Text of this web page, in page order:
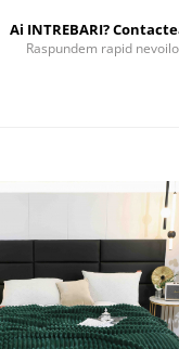
Ai INTREBARI?
Raspundem rapid